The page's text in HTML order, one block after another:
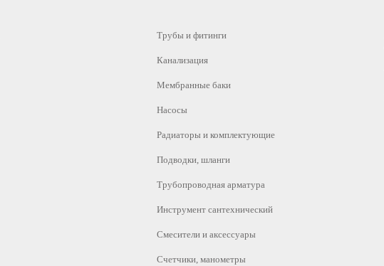
Трубы и фитинги
Канализация
Мембранные баки
Насосы
Радиаторы и комплектующие
Подводки, шланги
Трубопроводная арматура
Инструмент сантехнический
Смесители и аксессуары
Счетчики, манометры